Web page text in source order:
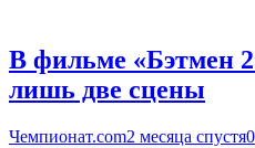
В фильме «Бэтмен
лишь две сцены
Чемпионат.com2 месяца спустя0